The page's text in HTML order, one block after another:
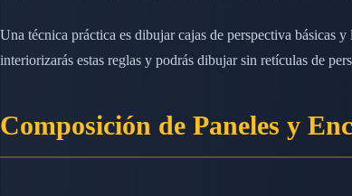
Una técnica práctica es dibujar cajas de perspectiva básicas
interiorizarás estas reglas y podrás dibujar sin retículas de
Composición de Paneles y